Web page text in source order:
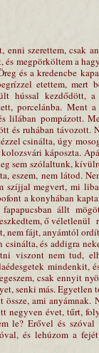
enni szerettem, csak
és megpörköltem a
és a kredencbe
etettem,
hússal kezdődött,
porcelánba. Ment
lilában pompázott.
és ruhában
csinálta, úgy
káposzta.
sem szólaltunk,
eszem, nem látod.
szíjjal megvert, mi
a konyhában
állt
ő véletlenül
nem fájt, anyámtól
csinálta, és addigra
viszont nem tud,
csak ennyit
senki más. Egyetlen
ami
negyven évet, tűrt,
le? Erővel és
és lehúzom a